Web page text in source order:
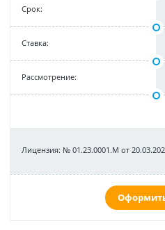
Срок:
Cтавка:
Рассмотрение:
Лицензия: № 01.23.0001.M от